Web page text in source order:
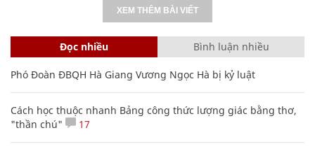
XEM THÊM BÀI VIẾT
Đọc nhiều Bình luận nhiều
Phó Đoàn ĐBQH Hà Giang Vương Ngọc Hà bị kỷ luật
Cách học thuộc nhanh Bảng công thức lượng giác bằng thơ,
"thần chú"
17